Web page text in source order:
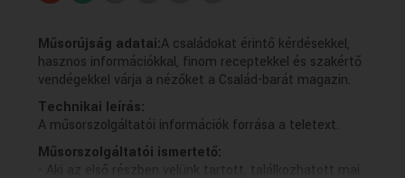
Műsorújság adatai:A családokat érintő kérdésekkel,
hasznos információkkal, finom receptekkel és szakértő
vendégekkel várja a nézőket a Család-barát magazin.
Technikai leírás:
A műsorszolgáltatói információk forrása a teletext.
Műsorszolgáltatói ismertető:
- Aki az első részben velünk tartott, találkozhatott mai